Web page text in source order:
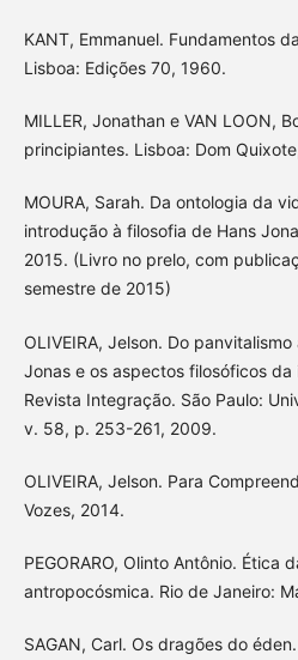
KANT, Emmanuel. Fundamentos
Lisboa: Edições 70, 1960.
MILLER, Jonathan e VAN LOON,
principiantes. Lisboa: Dom
MOURA, Sarah. Da ontologia da
introdução à filosofia de Hans
2015. (Livro no prelo, com
semestre de 2015)
OLIVEIRA, Jelson. Do
Jonas e os aspectos filosóficos
Revista Integração. São Paulo:
v. 58, p. 253-261, 2009.
OLIVEIRA, Jelson. Para
Vozes, 2014.
PEGORARO, Olinto Antônio. Ética
antropocósmica. Rio de Janeiro:
SAGAN, Carl. Os dragões do